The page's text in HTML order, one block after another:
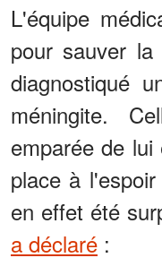
L'équipe
pour sauver
diagnostiqué
méningite.
emparée de
place à
en effet été
a déclaré :